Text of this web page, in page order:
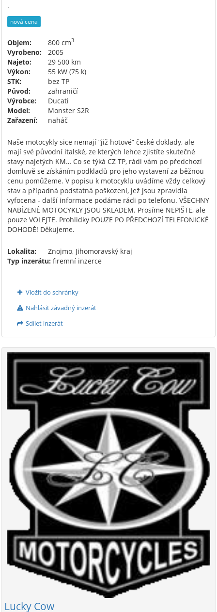
.
nová cena
Objem: 800 cm3
Vyrobeno:
2005
Najeto:
29 500 km
Výkon:
55 kW (75 k)
STK:
bez TP
Původ:
zahraničí
Výrobce:
Ducati
Model:
Monster S2R
Zařazení:
naháč
Naše motocykly sice nemají “již hotové” české doklady, ale
mají své původní italské, ze kterých lehce zjistíte skutečné
stavy najetých KM… Co se týká CZ TP, rádi vám po předchozí
domluvě se získáním podkladů pro jeho vystavení za běžnou
cenu pomůžeme. V popisu k motocyklu uvádíme vždy celkový
stav a případná podstatná poškození, jež jsou zpravidla
vyfocena - další informace podáme rádi po telefonu. VŠECHNY
NABÍZENÉ MOTOCYKLY JSOU SKLADEM. Prosíme NEPIŠTE, ale
pouze VOLEJTE. Prohlidky POUZE PO PŘEDCHOZÍ TELEFONICKÉ
DOHODĚ! Děkujeme.
Lokalita:
Znojmo, Jihomoravský kraj
Typ inzerátu: firemní inzerce
Vložit do schránky
Nahlásit závadný inzerát
Sdílet inzerát
Lucky Cow